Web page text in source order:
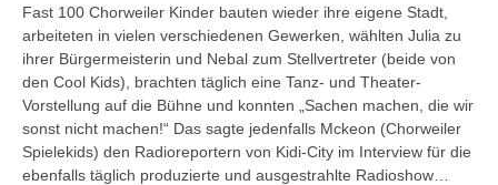
Fast 100 Chorweiler Kinder bauten wieder ihre eigene Stadt,
arbeiteten in vielen verschiedenen Gewerken, wählten Julia zu
ihrer Bürgermeisterin und Nebal zum Stellvertreter (beide von
den Cool Kids), brachten täglich eine Tanz- und Theater-
Vorstellung auf die Bühne und konnten „Sachen machen, die wir
sonst nicht machen!“ Das sagte jedenfalls Mckeon (Chorweiler
Spielekids) den Radioreportern von Kidi-City im Interview für die
ebenfalls täglich produzierte und ausgestrahlte Radioshow…